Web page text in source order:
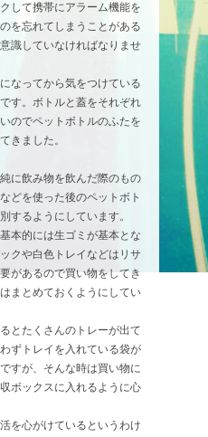
して携帯にアラーム機能を
を忘れてしまうことがある
識していなければなりませ
なってから気をつけている
す。ボトルと蓋をそれぞれ
のでペットボトルのふたを
きました。
に飲み物を飲んだ際のもの
どを使った後のペットボト
するようにしています。
本的には生ゴミが基本とな
クや白色トレイなどはリサ
があるので買い物をしてき
まとめておくようにしてい
とたくさんのトレーが出て
ずトレイを入れている袋が
すが、そんな時は買い物に
ボックスに入れるように心
を心がけているというわけ